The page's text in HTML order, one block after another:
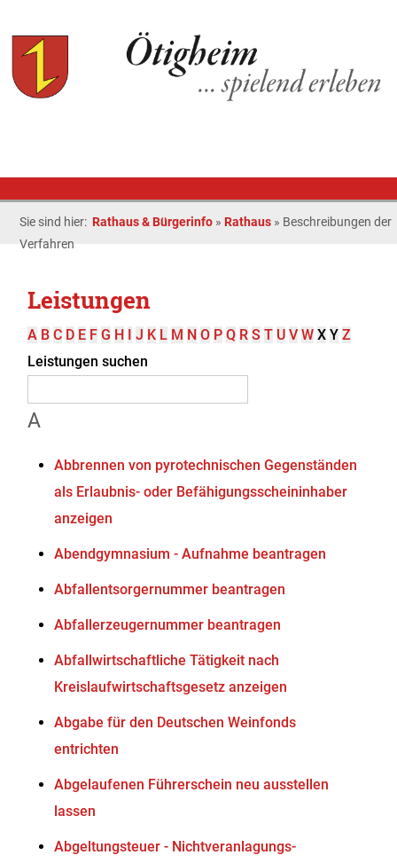
Sie sind hier: Rathaus & Bürgerinfo » Rathaus » Beschreibungen der
Verfahren
Leistungen
A B C D E F G H I J K L M N O P Q R S T U V W X Y Z
Leistungen suchen
A
Abbrennen von pyrotechnischen Gegenständen
als Erlaubnis- oder Befähigungsscheininhaber
anzeigen
Abendgymnasium - Aufnahme beantragen
Abfallentsorgernummer beantragen
Abfallerzeugernummer beantragen
Abfallwirtschaftliche Tätigkeit nach
Kreislaufwirtschaftsgesetz anzeigen
Abgabe für den Deutschen Weinfonds
entrichten
Abgelaufenen Führerschein neu ausstellen
lassen
Abgeltungsteuer - Nichtveranlagungs-